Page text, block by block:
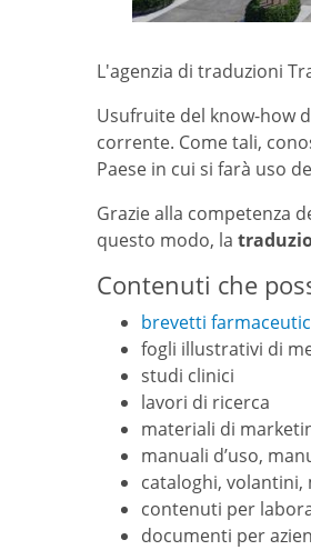
L'agenzia di traduzioni
Usufruite del know-how
corrente. Come tali,
Paese in cui si farà uso
Grazie alla competenza
questo modo, la
Contenuti che
brevetti
fogli illustrativi di
studi clinici
lavori di ricerca
materiali di
manuali d’uso,
cataloghi,
contenuti per
documenti per